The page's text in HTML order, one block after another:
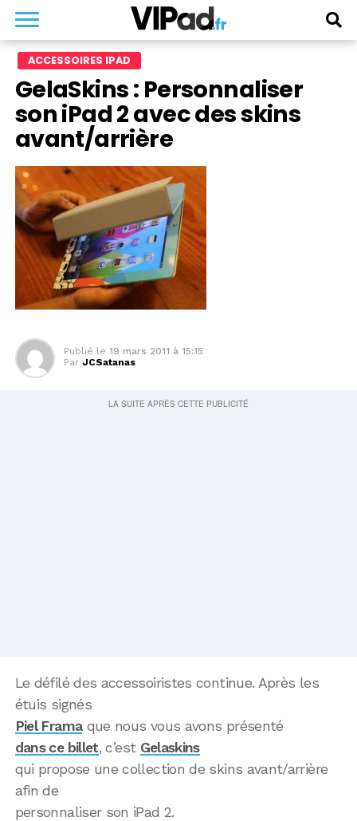
ACCESSOIRES IPAD
GelaSkins : Personnaliser
son iPad 2 avec des skins
avant/arrière
Publié le 19 mars 2011 à 15:15
Par JCSatanas
Le défilé des accessoiristes continue. Après les
étuis signés
Piel Framaque nous vous avons présenté
dans ce billet, c’est Gelaskins
qui propose une collection de skins avant/arrière
afin de
personnaliser son iPad 2.